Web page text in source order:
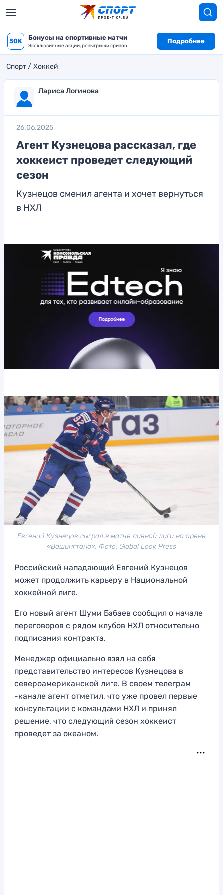
50K Бонусы на спортивные матчи
Эксклюзивные акции, розыгрыши призов
Подробнее
Спорт Хоккей
Лариса Логинова
26.06.2025
Агент Кузнецова рассказал, где
хоккеист проведет следующий
сезон
Кузнецов сменил агента и хочет вернуться
в НХЛ
Евгений Кузнецов сыграл в матче пивной лиги на арене
«Вашингтона». Фото: Global Look Press
Российский нападающий Евгений Кузнецов
может продолжить карьеру в Национальной
хоккейной лиге.
Его новый агент Шуми Бабаев сообщил о начале
переговоров с рядом клубов НХЛ относительно
подписания контракта.
Менеджер официально взял на себя
представительство интересов Кузнецова в
североамериканской лиге. В своем телеграм
-канале агент отметил, что уже провел первые
консультации с командами НХЛ и принял
решение, что следующий сезон хоккеист
проведет за океаном.